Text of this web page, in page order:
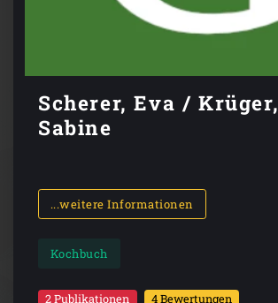
Scherer, Eva / Krüger,
Sabine
...weitere Informationen
Kochbuch
2 Publikationen 4 Bewertungen